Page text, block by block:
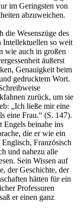
im Geringsten von
abzuweichen.
Wesenszüge des
Intellektuellen so weit
wie auch in großen
äußerst
Genauigkeit beim
gedrucktem Wort.
zurück, um sie
„Ich ließe mir eine
eine Frau.“ (S. 147).
beinahe ins
die er wie ein
Französisch
und nahezu alle
Sein Wissen auf
der Geschichte, der
hätten für ein
Professuren
er einen ganz